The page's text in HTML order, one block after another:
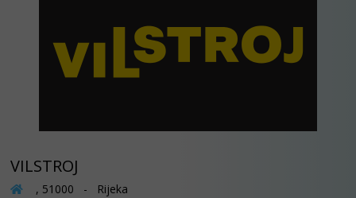
VILSTROJ
, 51000 - Rijeka